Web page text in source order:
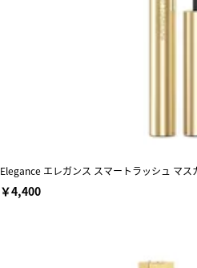
Elegance エレガンス スマートラッシュ マス
￥4,400